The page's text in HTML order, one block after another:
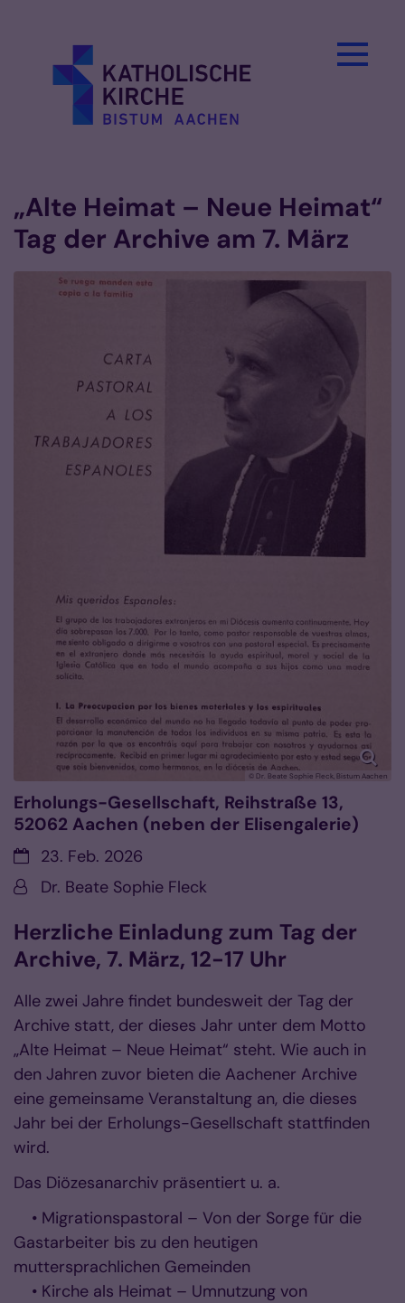
„Alte Heimat – Neue Heimat“
Tag der Archive am 7. März
© Dr. Beate Sophie Fleck, Bistum Aachen
Erholungs-Gesellschaft, Reihstraße 13,
52062 Aachen (neben der Elisengalerie)
Datum:23. Feb. 2026
Von:Dr. Beate Sophie Fleck
Herzliche Einladung zum Tag der
Archive, 7. März, 12-17 Uhr
Alle zwei Jahre findet bundesweit der Tag der
Archive statt, der dieses Jahr unter dem Motto
„Alte Heimat – Neue Heimat“ steht. Wie auch in
den Jahren zuvor bieten die Aachener Archive
eine gemeinsame Veranstaltung an, die dieses
Jahr bei der Erholungs-Gesellschaft stattfinden
wird.
Das Diözesanarchiv präsentiert u. a.
• Migrationspastoral – Von der Sorge für die
Gastarbeiter bis zu den heutigen
muttersprachlichen Gemeinden
• Kirche als Heimat – Umnutzung von